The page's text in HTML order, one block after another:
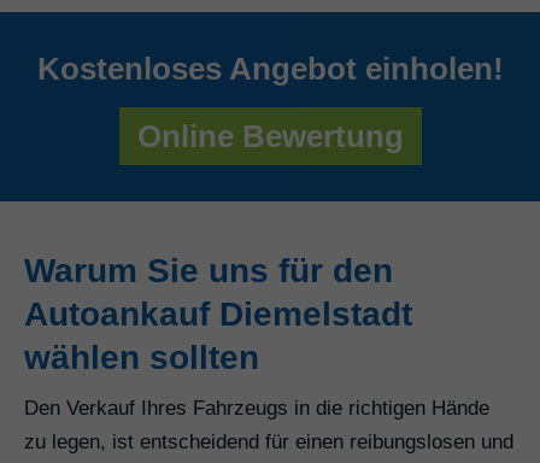
Kostenloses Angebot einholen!
Online Bewertung
Warum Sie uns für den
Autoankauf Diemelstadt
wählen sollten
Den Verkauf Ihres Fahrzeugs in die richtigen Hände
zu legen, ist entscheidend für einen reibungslosen und